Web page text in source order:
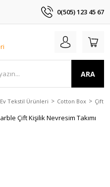
0(505) 123 45 67
ARA
Ev Tekstil Ürünleri Cotton Box Çift